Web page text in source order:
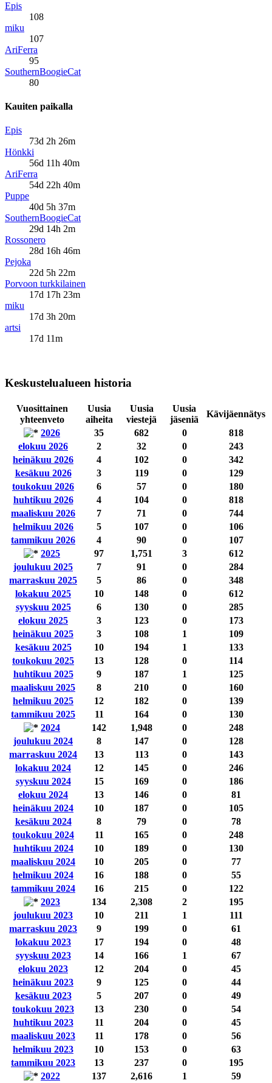
Epis
108
miku
107
AriFerra
95
SouthernBoogieCat
80
Kauiten paikalla
Epis
73d 2h 26m
Hönkki
56d 11h 40m
AriFerra
54d 22h 40m
Puppe
40d 5h 37m
SouthernBoogieCat
29d 14h 2m
Rossonero
28d 16h 46m
Pejoka
22d 5h 22m
Porvoon turkkilainen
17d 17h 23m
miku
17d 3h 20m
artsi
17d 11m
Keskustelualueen historia
Vuosittainen
yhteenveto
Uusia
aiheita
Uusia
viestejä
Uusia
jäseniä
Kävijäennätys
2026
35 682 0
818
elokuu 2026
2 32 0
243
heinäkuu 2026
4 102 0
342
kesäkuu 2026
3 119 0
129
toukokuu 2026
6 57 0
180
huhtikuu 2026
4 104 0
818
maaliskuu 2026
7 71 0
744
helmikuu 2026
5 107 0
106
tammikuu 2026
4 90 0
107
2025
97 1,751 3
612
joulukuu 2025
7 91 0
284
marraskuu 2025
5 86 0
348
lokakuu 2025
10 148 0
612
syyskuu 2025
6 130 0
285
elokuu 2025
3 123 0
173
heinäkuu 2025
3 108 1
109
kesäkuu 2025
10 194 1
133
toukokuu 2025
13 128 0
114
huhtikuu 2025
9 187 1
125
maaliskuu 2025
8 210 0
160
helmikuu 2025
12 182 0
139
tammikuu 2025
11 164 0
130
2024
142 1,948 0
248
joulukuu 2024
8 147 0
128
marraskuu 2024
13 113 0
143
lokakuu 2024
12 145 0
246
syyskuu 2024
15 169 0
186
elokuu 2024
13 146 0
81
heinäkuu 2024
10 187 0
105
kesäkuu 2024
8 79 0
78
toukokuu 2024
11 165 0
248
huhtikuu 2024
10 189 0
130
maaliskuu 2024
10 205 0
77
helmikuu 2024
16 188 0
55
tammikuu 2024
16 215 0
122
2023
134 2,308 2
195
joulukuu 2023
10 211 1
111
marraskuu 2023
9 199 0
61
lokakuu 2023
17 194 0
48
syyskuu 2023
14 166 1
67
elokuu 2023
12 204 0
45
heinäkuu 2023
9 125 0
44
kesäkuu 2023
5 207 0
49
toukokuu 2023
13 230 0
54
huhtikuu 2023
11 204 0
45
maaliskuu 2023
11 178 0
56
helmikuu 2023
10 153 0
63
tammikuu 2023
13 237 0
195
2022
137 2,616 1
59